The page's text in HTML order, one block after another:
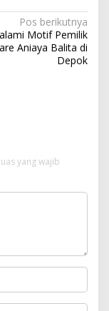
Pos berikutnya
Motif Pemilik
Aniaya Balita di
Depok
yang wajib